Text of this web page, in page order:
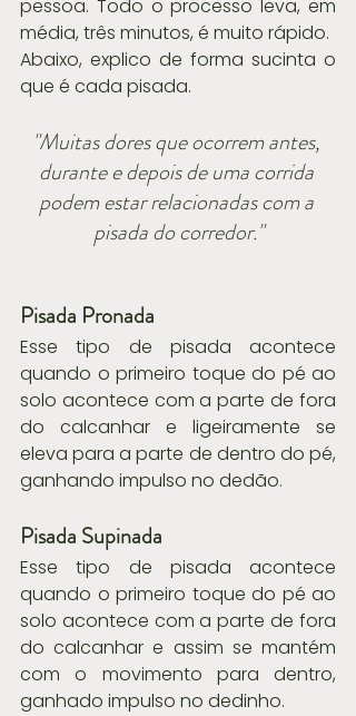
pessoa. Todo o processo leva, em
média, três minutos, é muito rápido.
Abaixo, explico de forma sucinta o
que é cada pisada.
"Muitas dores que ocorrem antes,
durante e depois de uma corrida
podem estar relacionadas com a
pisada do corredor."
Pisada Pronada
Esse tipo de pisada acontece
quando o primeiro toque do pé ao
solo acontece com a parte de fora
do calcanhar e ligeiramente se
eleva para a parte de dentro do pé,
ganhando impulso no dedão.
Pisada Supinada
Esse tipo de pisada acontece
quando o primeiro toque do pé ao
solo acontece com a parte de fora
do calcanhar e assim se mantém
com o movimento para dentro,
ganhado impulso no dedinho.